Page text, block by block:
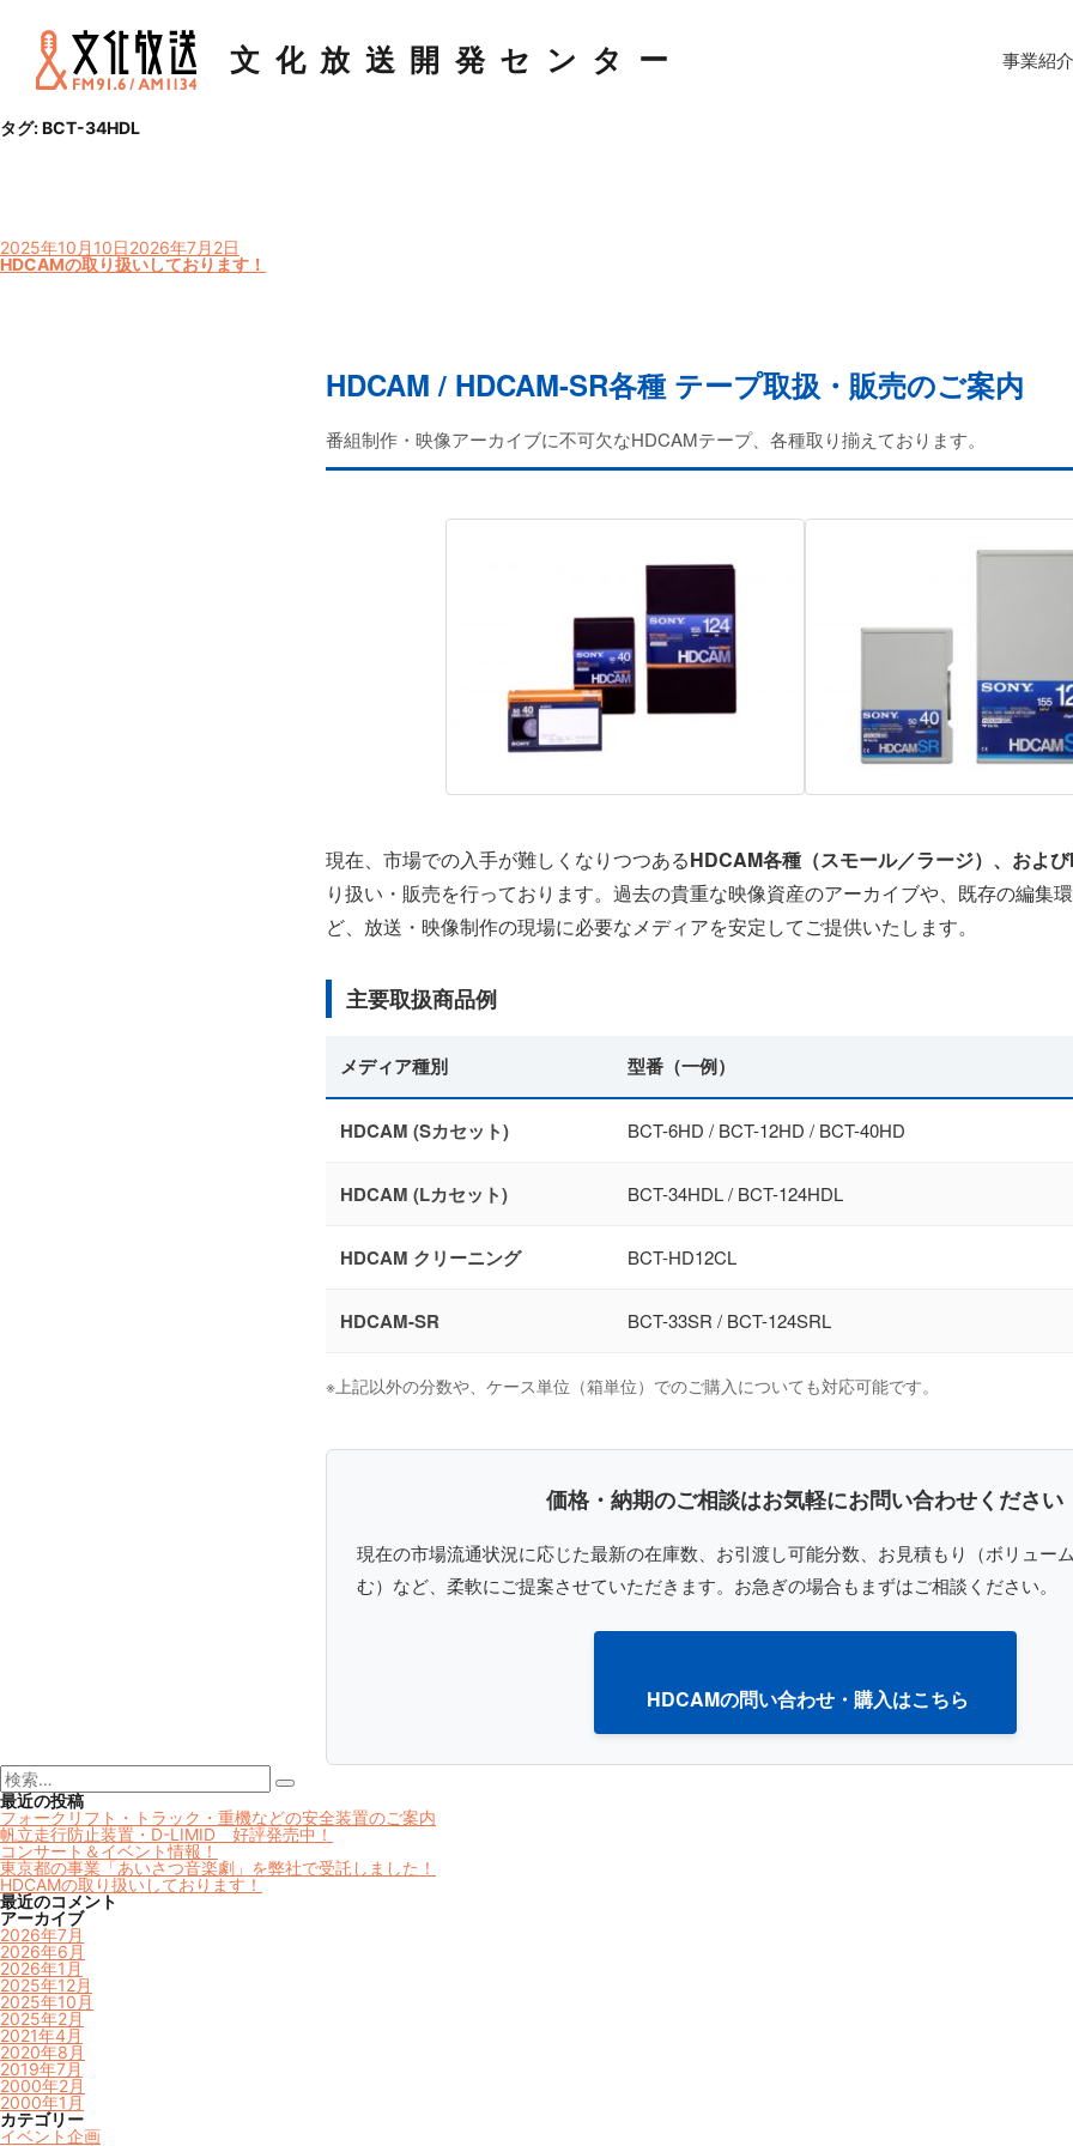
文化放送 開発センター 事業紹介
タグ:BCT-34HDL
投
稿
日:
2025年10月10日2026年7月2日
HDCAMの取り扱いしております！
HDCAM / HDCAM-SR各種 テープ取扱・販売のご案内
番組制作・映像アーカイブに不可欠なHDCAMテープ、各種取り揃えております。
現在、市場での入手が難しくなりつつあるHDCAM各種（スモール／ラージ）、およ
り扱い・販売を行っております。過去の貴重な映像資産のアーカイブや、既存の編集
ど、放送・映像制作の現場に必要なメディアを安定してご提供いたします。
主要取扱商品例
メディア種別 型番（一例）
HDCAM (Sカセット) BCT-6HD / BCT-12HD / BCT-40HD
HDCAM (Lカセット) BCT-34HDL / BCT-124HDL
HDCAM クリーニング BCT-HD12CL
HDCAM-SR BCT-33SR / BCT-124SRL
※上記以外の分数や、ケース単位（箱単位）でのご購入についても対応可能です。
価格・納期のご相談はお気軽にお問い合わせください
現在の市場流通状況に応じた最新の在庫数、お引渡し可能分数、お見積もり（ボリュー
む）など、柔軟にご提案させていただきます。お急ぎの場合もまずはご相談ください。
HDCAMの問い合わせ・購入はこちら
検
索:
検
索
最近の投稿
フォークリフト・トラック・重機などの安全装置のご案内
帆立走行防止装置・D-LIMID 好評発売中！
コンサート＆イベント情報！
東京都の事業「あいさつ音楽劇」を弊社で受託しました！
HDCAMの取り扱いしております！
最近のコメント
アーカイブ
2026年7月
2026年6月
2026年1月
2025年12月
2025年10月
2025年2月
2021年4月
2020年8月
2019年7月
2000年2月
2000年1月
カテゴリー
イベント企画